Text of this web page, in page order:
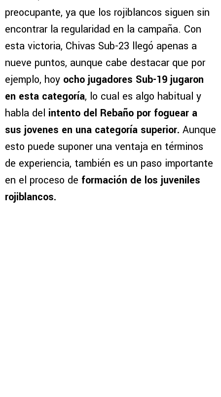
preocupante, ya que los rojiblancos siguen sin
encontrar la regularidad en la campaña. Con
esta victoria, Chivas Sub-23 llegó apenas a
nueve puntos, aunque cabe destacar que por
ejemplo, hoy ocho jugadores Sub-19 jugaron
en esta categoría, lo cual es algo habitual y
habla del intento del Rebaño por foguear a
sus jovenes en una categoría superior. Aunque
esto puede suponer una ventaja en términos
de experiencia, también es un paso importante
en el proceso de formación de los juveniles
rojiblancos.